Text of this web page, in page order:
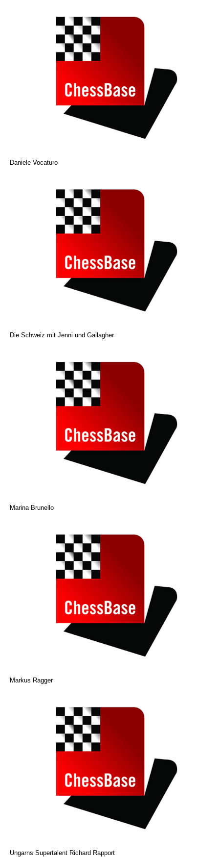
Daniele Vocaturo
Die Schweiz mit Jenni und Gallagher
Marina Brunello
Markus Ragger
Ungarns Supertalent Richard Rapport